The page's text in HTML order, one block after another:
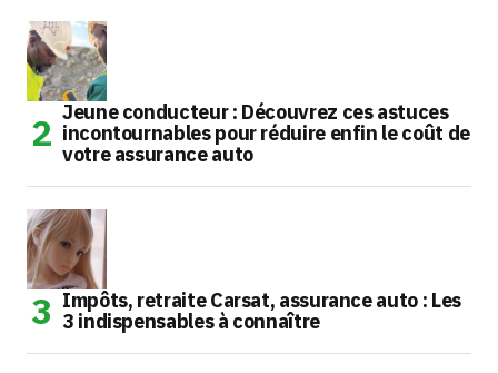
Jeune conducteur : Découvrez ces astuces
incontournables pour réduire enfin le coût de
votre assurance auto
Impôts, retraite Carsat, assurance auto : Les
3 indispensables à connaître